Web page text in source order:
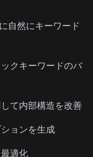
自然にキーワード
クキーワードのバ
て内部構造を改善
ョンを生成
適化